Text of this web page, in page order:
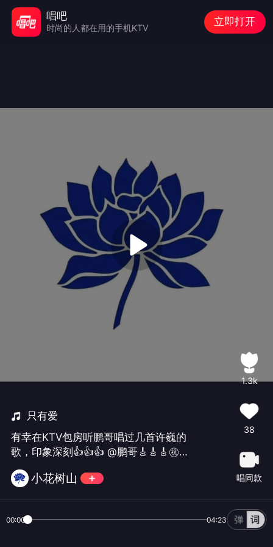
只有爱
有幸在KTV包房听鹏哥唱过几首许巍的
歌，印象深刻👍👍👍 @鹏哥🎸🎸🎸㊗鹏
哥生日快乐🎂🎉🎈好运常伴🍻🍻
小花树山
1.3k
38
唱同款
00:00 04:23
唱吧
时尚的人都在用的手机KTV
立即打开